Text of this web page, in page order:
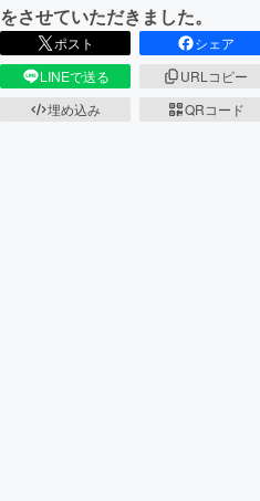
をさせていただきました。
ポスト
シェア
LINEで送る
URLコピー
埋め込み
QRコード